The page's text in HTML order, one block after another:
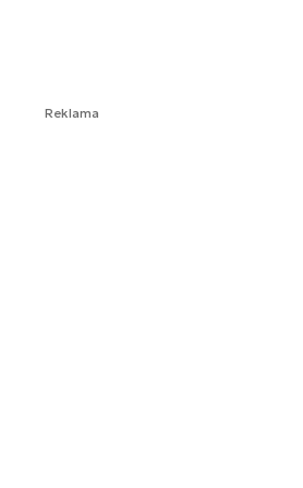
Reklama